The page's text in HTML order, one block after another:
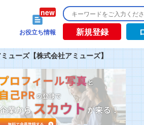
お役立ち情報 新規登録
ューズ【株式会社アミューズ】